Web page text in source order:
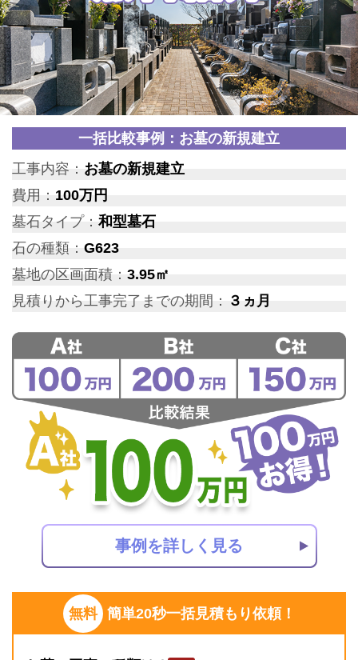
無料 簡単20秒一括見積もり依頼！
一括比較事例：お墓の新規建立
工事内容： お墓の新規建立
費用： 100万円
墓石タイプ：和型墓石
石の種類： G623
墓地の区画面積： 3.95㎡
見積りから工事完了までの期間： ３ヵ月
事例を詳しく見る